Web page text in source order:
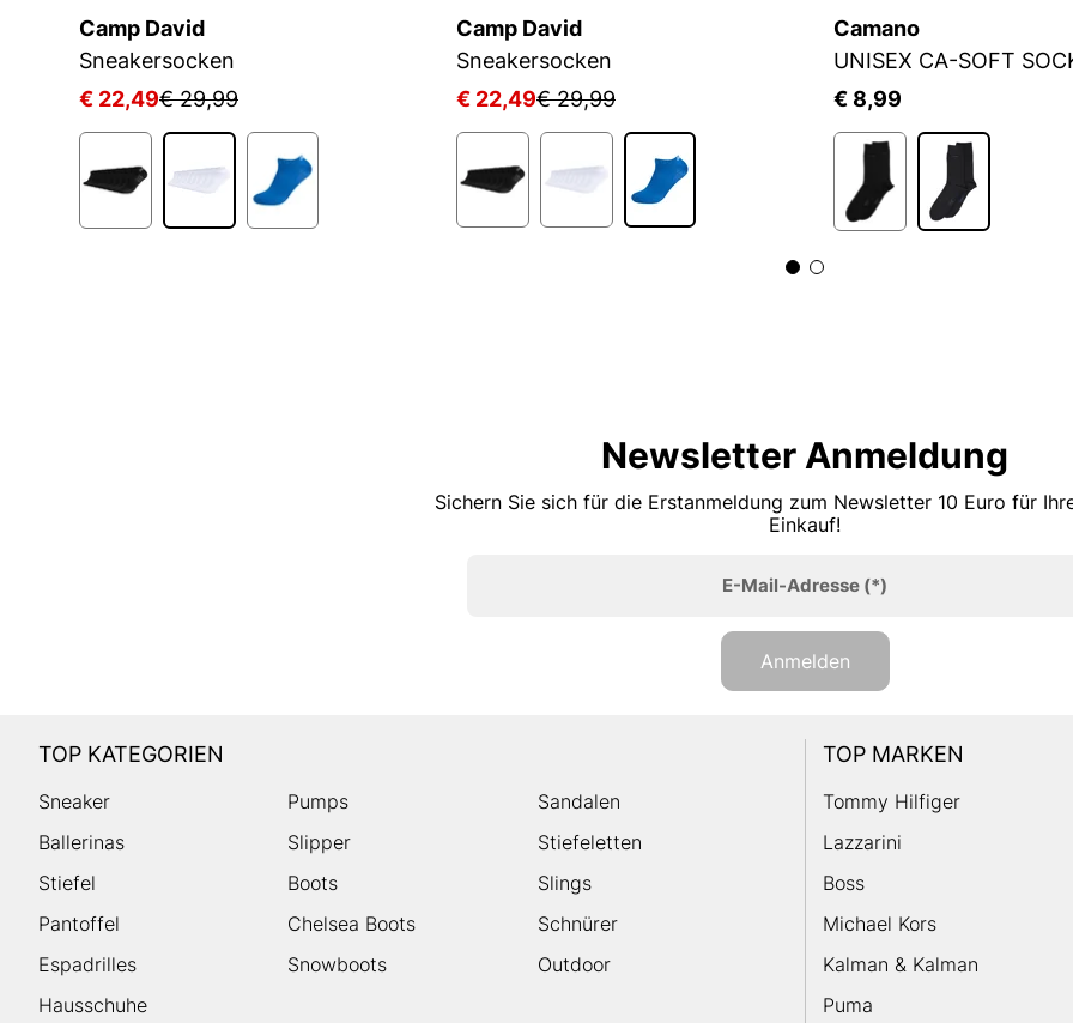
Camp David
Sneakersocken
€ 22,49€ 29,99
Camp David
Sneakersocken
€ 22,49€ 29,99
Camano
UNISEX CA-SOFT
€ 8,99
Newsletter Anmeldung
Sichern Sie sich für die Erstanmeldung zum Newsletter 10 Euro für
Einkauf!
E-Mail-Adresse(*)
Anmelden
TOP KATEGORIEN
Sneaker Pumps
Sandalen
Ballerinas
Slipper
Stiefeletten
Stiefel
Boots
Slings
Pantoffel
Chelsea Boots
Schnürer
Espadrilles
Snowboots
Outdoor
Hausschuhe
TOP MARKEN
Tommy Hilfiger
Lazzarini
Boss
Michael Kors
Kalman & Kalman
Puma